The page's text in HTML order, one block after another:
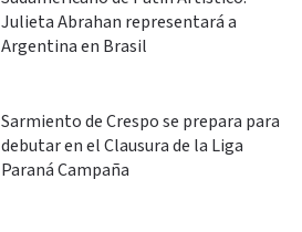
Julieta Abrahan representará a
Argentina en Brasil
Sarmiento de Crespo se prepara para
debutar en el Clausura de la Liga
Paraná Campaña